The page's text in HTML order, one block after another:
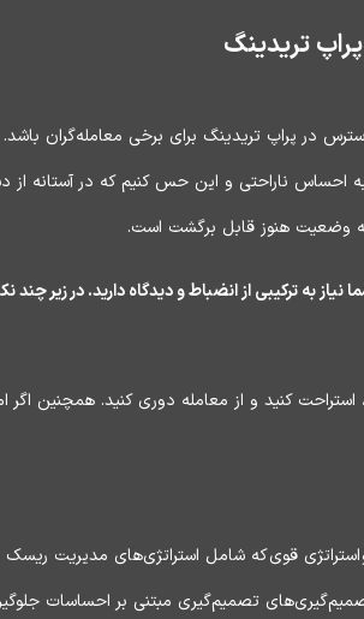
تریدینگ
در پراپ تریدینگ برای برخی معامله‌گران
احساس ناراحتی و این حس کنیم که در آستانه
وضعیت هنوز قابل برگشت است.
نیاز به ترکیبی از انضباط و دیدگاه دارید. در زیر
کنید و از معامله دوری کنید. همچنین
قوی که شامل استراتژی‌های مدیریت
تصمیم‌گیری مبتنی بر احساسات